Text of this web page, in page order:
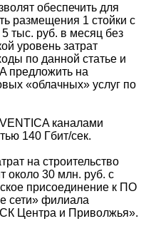
обеспечить для
размещения 1 стойки с
тыс. руб. в месяц без
уровень затрат
по данной статье и
предложить на
«облачных» услуг по
каналами
140 Гбит/сек.
на строительство
около 30 млн. руб. с
присоединение к ПО
сети» филиала
Центра и Приволжья».